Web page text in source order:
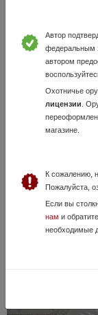
80 000 руб.
Ата Армс нео 12.
23 году. Отходил
безупречно. Видео
Автор
федеральным
автором
Охотничье
лицензии .
магазине.
К сожалению,
Пожалуйста,
Если вы
нам и
необходимые